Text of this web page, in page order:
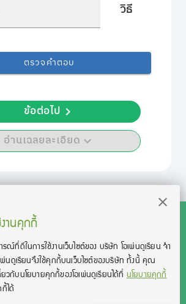
วิธี
ตรวจคำตอบ
อ่านเฉลยละเอียด
ข้อต่อไป
านคุกกี้
รณ์ที่ดีในการใช้งานเว็บไซต์ของ บริษัท โอเพ่นดูเรียน จํา
พ่นดูเรียนจึงใช้คุกกี้บนเว็บไซต์ของบริษัท ทั้งนี้ คุณ
วกับนโยบายคุกกี้ของโอเพ่นดูเรียนได้ที่นโยบายคุกกี้
ได้
ษัท โอเพ่นดูเรียน จำกัด 2021 ©︎ OpenDurian
Co., Ltd.
are registered trademarks of Educational Testing